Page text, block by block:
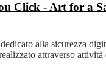
Click - Art for a
alla sicurezza
attraverso attività